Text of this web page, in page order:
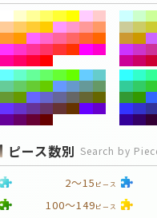
ピース数別 Search by
2～15 ピース
100～149ピース